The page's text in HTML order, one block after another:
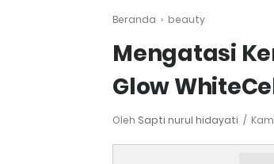
Beranda › beauty
Mengatasi
Glow
Oleh Sapti nurul hidayati